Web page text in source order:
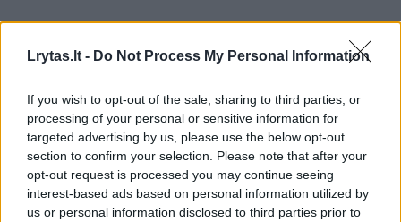
Lrytas.lt - Do Not Process My Personal Information
If you wish to opt-out of the sale, sharing to third parties, or
processing of your personal or sensitive information for
targeted advertising by us, please use the below opt-out
section to confirm your selection. Please note that after your
opt-out request is processed you may continue seeing
interest-based ads based on personal information utilized by
us or personal information disclosed to third parties prior to
Daujotas Jonikas – 2006 metų rugpjūčio 2
dieną Vilniuje gimęs Lietuvos sportininkas.
Sporto šaka: lygumų slidinėjimas . Pirmasis
pasaulio slidinėjimo čempionatas – 2025
metai. Aukščiausias varžybų taškas –2026
metų žiemos olimpinės žaidynės
(Milanas-Kortina).